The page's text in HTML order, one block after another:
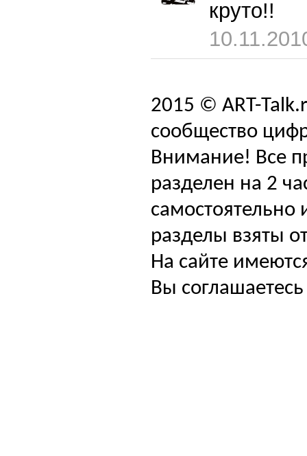
круто!!
2015 © ART-
сообщество
Внимание! Все
разделен на 2
самостоятельно
разделы взяты
На сайте
Вы